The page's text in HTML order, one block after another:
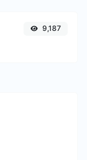
9,187